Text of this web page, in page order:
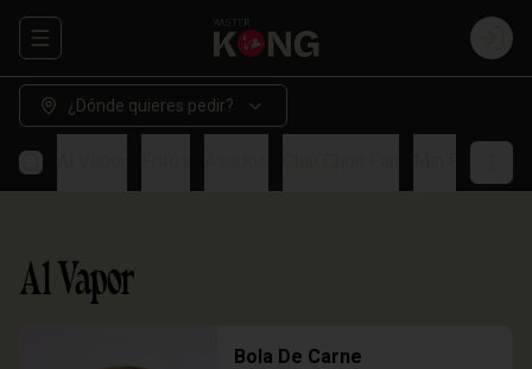
Abrir menu de navegación Login
¿Dónde quieres pedir?
Al Vapor
Bola De Carne